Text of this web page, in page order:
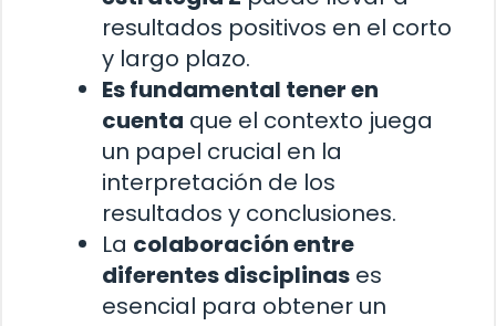
resultados positivos en el corto
y largo plazo.
Es fundamental tener en
cuenta que el contexto juega
un papel crucial en la
interpretación de los
resultados y conclusiones.
La colaboración entre
diferentes disciplinas es
esencial para obtener un